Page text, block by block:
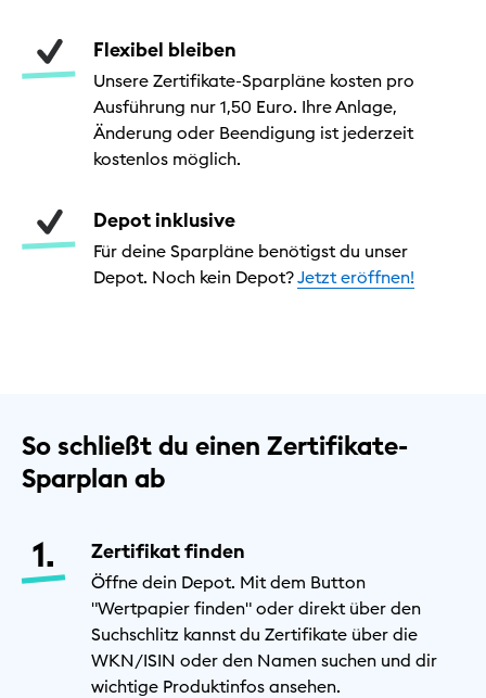
Flexibel bleiben
Unsere Zertifikate-Sparpläne kosten pro
Ausführung nur 1,50 Euro. Ihre Anlage,
Änderung oder Beendigung ist jederzeit
kostenlos möglich.
Depot inklusive
Für deine Sparpläne benötigst du unser
Depot. Noch kein Depot?Jetzt eröffnen!
So schließt du einen Zertifikate-
Sparplan ab
Zertifikat finden
Öffne dein Depot. Mit dem Button
"Wertpapier finden" oder direkt über den
Suchschlitz kannst du Zertifikate über die
WKN/ISIN oder den Namen suchen und dir
wichtige Produktinfos ansehen.